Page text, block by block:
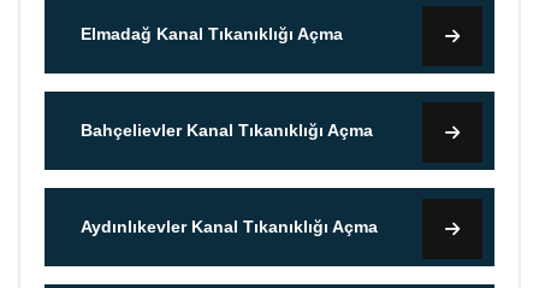
Elmadağ Kanal Tıkanıklığı Açma
Bahçelievler Kanal Tıkanıklığı Açma
Aydınlıkevler Kanal Tıkanıklığı Açma